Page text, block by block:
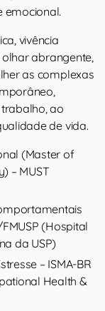
emocional.
vivência
abrangente,
as complexas
ao
de vida.
(Master of
– MUST
(Hospital
da USP)
– ISMA-BR
Health &